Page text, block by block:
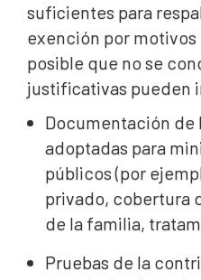
suficientes para
exención por motivos
posible que no se
justificativas pueden
Documentación de
adoptadas para
públicos (por
privado, cobertura
de la familia,
Pruebas de la